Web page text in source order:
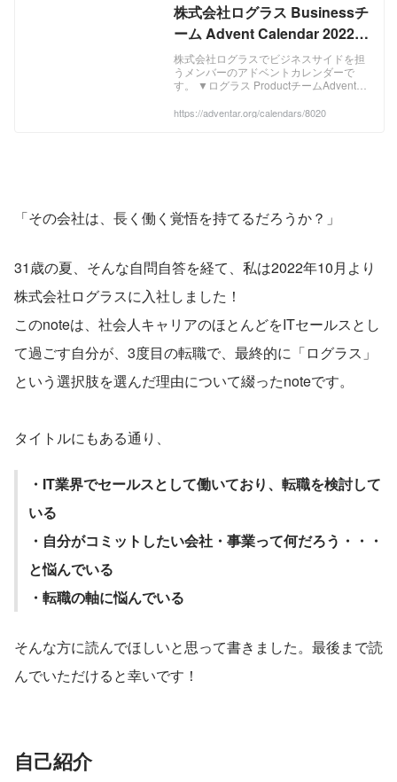
株式会社ログラス Businessチ
ーム Advent Calendar 2022 -
Adventar
株式会社ログラスでビジネスサイドを担
うメンバーのアドベントカレンダーで
す。 ▼ログラス ProductチームAdvent
https://qiita.com/advent-
https://adventar.org/calendars/8020
「その会社は、長く働く覚悟を持てるだろうか？」
31歳の夏、そんな自問自答を経て、私は2022年10月より
株式会社ログラスに入社しました！
このnoteは、社会人キャリアのほとんどをITセールスとし
て過ごす自分が、3度目の転職で、最終的に「ログラス」
という選択肢を選んだ理由について綴ったnoteです。
タイトルにもある通り、
・IT業界でセールスとして働いており、転職を検討して
いる
・自分がコミットしたい会社・事業って何だろう・・・
と悩んでいる
・転職の軸に悩んでいる
そんな方に読んでほしいと思って書きました。最後まで読
んでいただけると幸いです！
自己紹介